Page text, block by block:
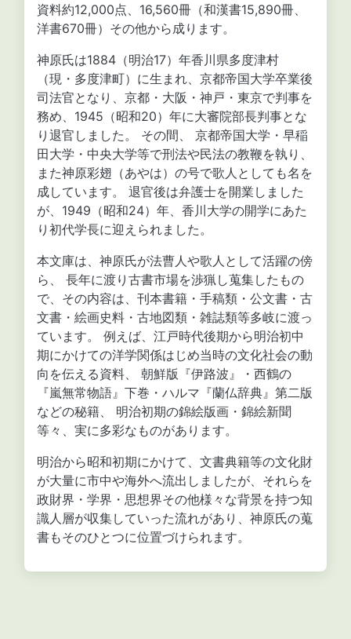
資料約12,000点、16,560冊（和漢書15,890冊、
洋書670冊）その他から成ります。
神原氏は1884（明治17）年香川県多度津村
（現・多度津町）に生まれ、京都帝国大学卒業後
司法官となり、京都・大阪・神戸・東京で判事を
務め、1945（昭和20）年に大審院部長判事とな
り退官しました。 その間、 京都帝国大学・早稲
田大学・中央大学等で刑法や民法の教鞭を執り、
また神原彩翅（あやは）の号で歌人としても名を
成しています。 退官後は弁護士を開業しました
が、1949（昭和24）年、香川大学の開学にあた
り初代学長に迎えられました。
本文庫は、神原氏が法曹人や歌人として活躍の傍
ら、 長年に渡り古書市場を渉猟し蒐集したもの
で、その内容は、刊本書籍・手稿類・公文書・古
文書・絵画史料・古地図類・雑誌類等多岐に渡っ
ています。 例えば、江戸時代後期から明治初中
期にかけての洋学関係はじめ当時の文化社会の動
向を伝える資料、 朝鮮版『伊路波』・西鶴の
『嵐無常物語』下巻・ハルマ『蘭仏辞典』第二版
などの秘籍、 明治初期の錦絵版画・錦絵新聞
等々、実に多彩なものがあります。
明治から昭和初期にかけて、文書典籍等の文化財
が大量に市中や海外へ流出しましたが、それらを
政財界・学界・思想界その他様々な背景を持つ知
識人層が収集していった流れがあり、神原氏の蒐
書もそのひとつに位置づけられます。